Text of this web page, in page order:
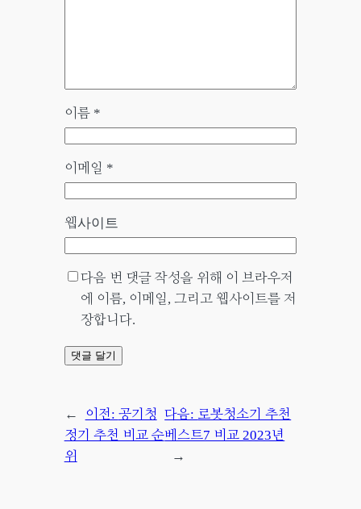
이름 *
이메일 *
웹사이트
다음 번 댓글 작성을 위해 이 브라우저
에 이름, 이메일, 그리고 웹사이트를 저
장합니다.
← 이전: 공기청
정기 추천 비교 순
위
다음: 로봇청소기 추천
베스트7 비교 2023년
→